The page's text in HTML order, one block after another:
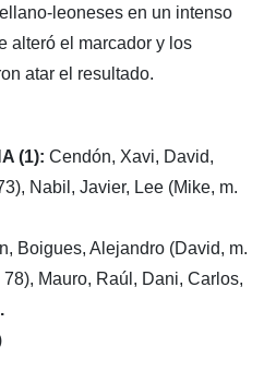
leoneses en un intenso
alteró el marcador y los
atar el resultado.
(1): Cendón, Xavi, David,
Nabil, Javier, Lee (Mike, m.
Boigues, Alejandro (David, m.
Mauro, Raúl, Dani, Carlos,
.